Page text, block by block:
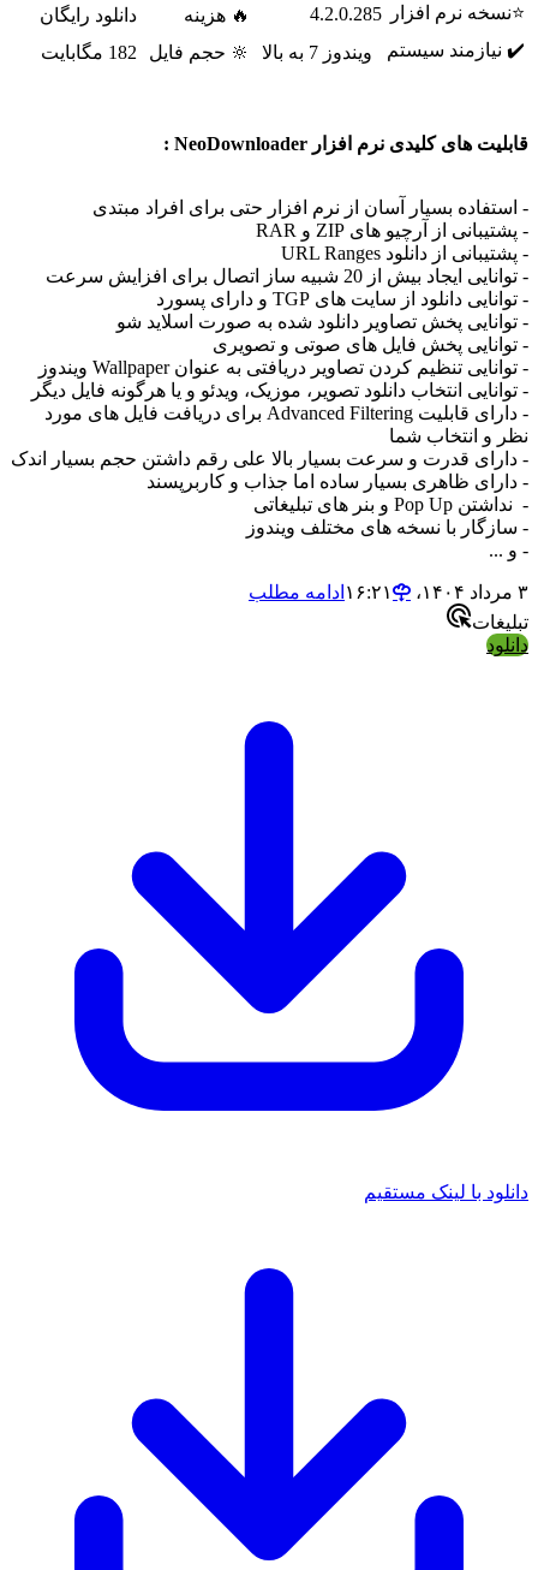
⭐نسخه نرم افزار 4.2.0.285 🔥 هزینه
دانلود رایگان
✔️ نیازمند سیستم
ویندوز 7 به بالا 🔆 حجم فایل 182 مگابایت
قابلیت های کلیدی نرم افزار NeoDownloader :
- استفاده بسیار آسان از نرم افزار حتی برای افراد مبتدی
- پشتیبانی از آرچیو های ZIP و RAR
- پشتیبانی از دانلود URL Ranges
- توانایی ایجاد بیش از 20 شبیه ساز اتصال برای افزایش سرعت
- توانایی دانلود از سایت های TGP و دارای پسورد
- توانایی پخش تصاویر دانلود شده به صورت اسلاید شو
- توانایی پخش فایل های صوتی و تصویری
- توانایی تنظیم کردن تصاویر دریافتی به عنوان Wallpaper ویندوز
- توانایی انتخاب دانلود تصویر، موزیک، ویدئو و یا هرگونه فایل دیگر
- دارای قابلیت Advanced Filtering برای دریافت فایل های مورد
نظر و انتخاب شما
- دارای قدرت و سرعت بسیار بالا علی رقم داشتن حجم بسیار اندک
- دارای ظاهری بسیار ساده اما جذاب و کاربرپسند
- نداشتن Pop Up و بنر های تبلیغاتی
- سازگار با نسخه های مختلف ویندوز
- و ...
۳ مرداد ۱۴۰۴،‏ ۱۶:۲۱
ادامه مطلب
تبلیغات
دانلود
دانلود با لینک مستقیم